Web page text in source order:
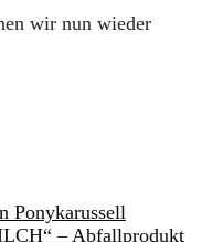
wir nun wieder
Ponykarussell
– Abfallprodukt